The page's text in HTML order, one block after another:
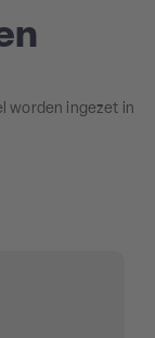
worden ingezet in